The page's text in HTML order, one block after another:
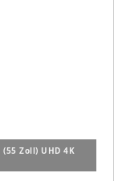
Zoll) UHD 4K